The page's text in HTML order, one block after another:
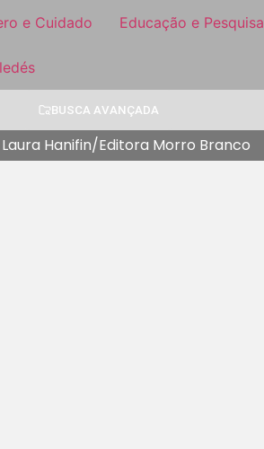
e Cuidado Educação e Pesquisa
BUSCA AVANÇADA
Hanifin/Editora Morro Branco